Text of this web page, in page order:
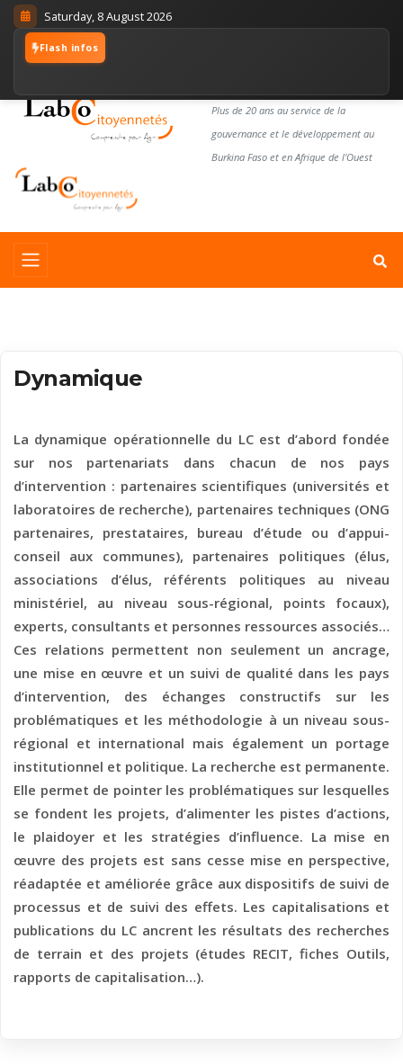
Saturday, 8 August 2026
Flash infos
Plus de 20 ans au service de la
gouvernance et le développement au
Burkina Faso et en Afrique de l'Ouest
Dynamique
La dynamique opérationnelle du LC est d’abord fondée
sur nos partenariats dans chacun de nos pays
d’intervention : partenaires scientifiques (universités et
laboratoires de recherche), partenaires techniques (ONG
partenaires, prestataires, bureau d’étude ou d’appui-
conseil aux communes), partenaires politiques (élus,
associations d’élus, référents politiques au niveau
ministériel, au niveau sous-régional, points focaux),
experts, consultants et personnes ressources associés…
Ces relations permettent non seulement un ancrage,
une mise en œuvre et un suivi de qualité dans les pays
d’intervention, des échanges constructifs sur les
problématiques et les méthodologie à un niveau sous-
régional et international mais également un portage
institutionnel et politique. La recherche est permanente.
Elle permet de pointer les problématiques sur lesquelles
se fondent les projets, d’alimenter les pistes d’actions,
le plaidoyer et les stratégies d’influence. La mise en
œuvre des projets est sans cesse mise en perspective,
réadaptée et améliorée grâce aux dispositifs de suivi de
processus et de suivi des effets. Les capitalisations et
publications du LC ancrent les résultats des recherches
de terrain et des projets (études RECIT, fiches Outils,
rapports de capitalisation…).